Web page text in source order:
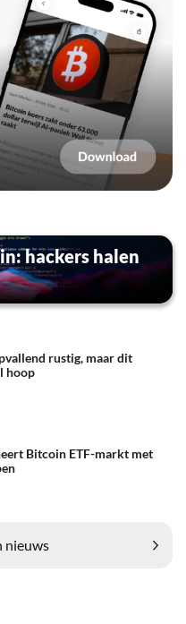
hackers halen
rustig, maar dit
hoop
Bitcoin ETF-markt met
nieuws